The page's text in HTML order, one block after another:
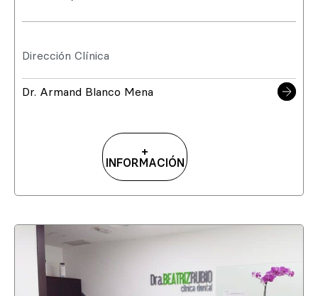
Dirección Clínica
Dr. Armand Blanco Mena
+
INFORMACIÓN